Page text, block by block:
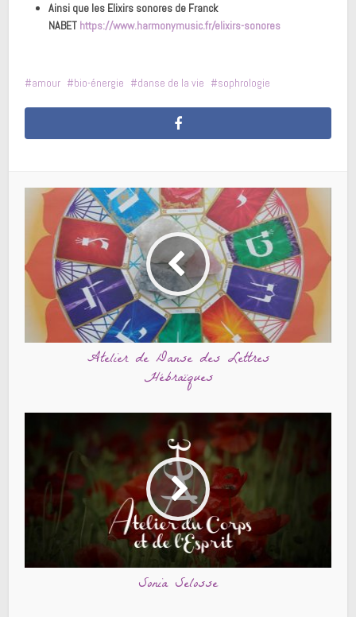
Ainsi que les Elixirs sonores de Franck
NABET https://www.harmonymusic.fr/elixirs-sonores
amour bio-énergie danse de la vie sophrologie
Atelier de Danse des Lettres
Hébraïques
Sonia Selosse